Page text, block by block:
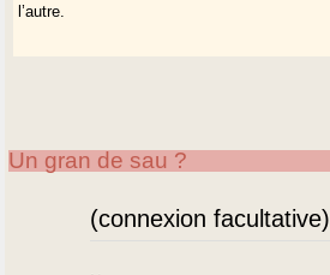
l’autre.
Un gran de sau ?
(connexion facultative)